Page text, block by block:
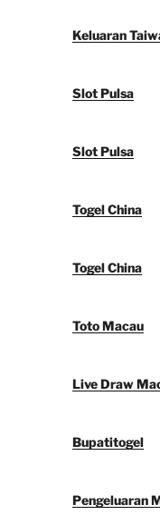
Keluaran
Slot Pulsa
Slot Pulsa
Togel China
Togel China
Toto Macau
Live Draw
Bupatitogel
Pengeluaran